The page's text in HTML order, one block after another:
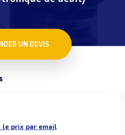
UN DEVIS
le prix par email